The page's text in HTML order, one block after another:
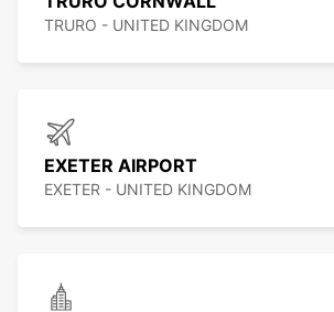
TRURO - UNITED KINGDOM
EXETER AIRPORT
EXETER - UNITED KINGDOM